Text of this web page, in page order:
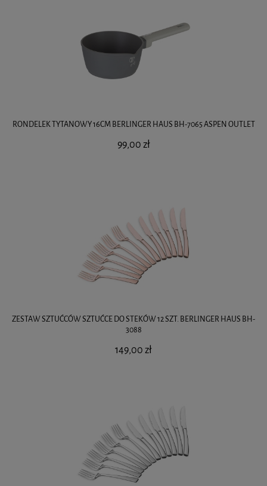
RONDELEK TYTANOWY 16CM BERLINGER HAUS BH-7065 ASPEN OUTLET
99,00 zł
ZESTAW SZTUĆCÓW SZTUĆCE DO STEKÓW 12 SZT. BERLINGER HAUS BH-
3088
149,00 zł